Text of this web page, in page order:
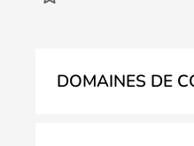
DOMAINES DE